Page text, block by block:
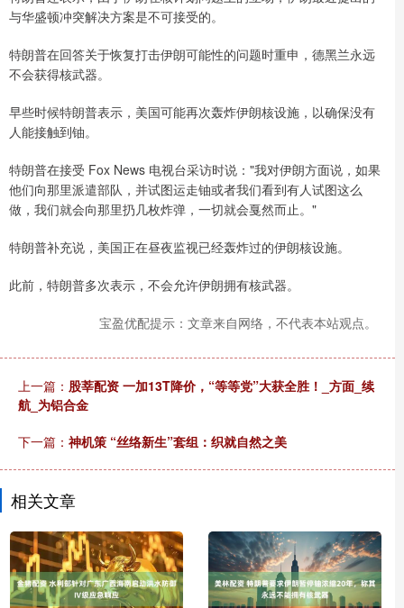
与华盛顿冲突解决方案是不可接受的。
特朗普在回答关于恢复打击伊朗可能性的问题时重申，德黑兰永远
不会获得核武器。
早些时候特朗普表示，美国可能再次轰炸伊朗核设施，以确保没有
人能接触到铀。
特朗普在接受 Fox News 电视台采访时说："我对伊朗方面说，如果
他们向那里派遣部队，并试图运走铀或者我们看到有人试图这么
做，我们就会向那里扔几枚炸弹，一切就会戛然而止。"
特朗普补充说，美国正在昼夜监视已经轰炸过的伊朗核设施。
此前，特朗普多次表示，不会允许伊朗拥有核武器。
宝盈优配提示：文章来自网络，不代表本站观点。
上一篇： 股莘配资 一加13T降价，“等等党”大获全胜！_方面_续
航_为铝合金
下一篇： 神机策 “丝络新生”套组：织就自然之美
相关文章